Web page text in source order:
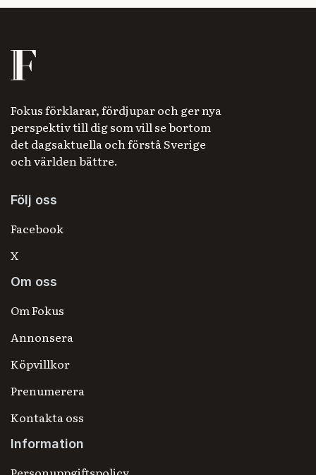
Fokus förklarar, fördjupar och ger nya
perspektiv till dig som vill se bortom
det dagsaktuella och förstå Sverige
och världen bättre.
Följ oss
Facebook
X
Om oss
Om Fokus
Annonsera
Köpvillkor
Prenumerera
Kontakta oss
Information